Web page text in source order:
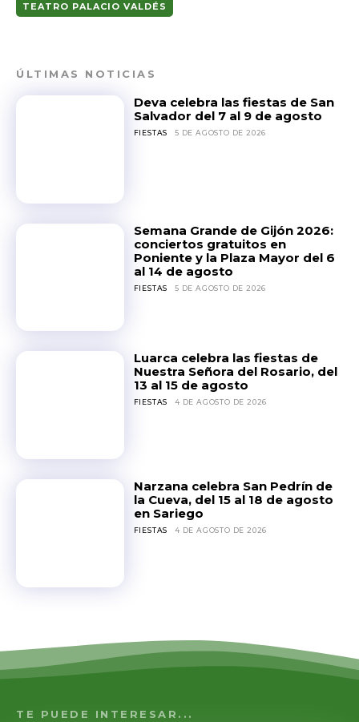
TEATRO PALACIO VALDÉS
ÚLTIMAS NOTICIAS
Deva celebra las fiestas de San
Salvador del 7 al 9 de agosto
FIESTAS 5 DE AGOSTO DE 2026
Semana Grande de Gijón 2026:
conciertos gratuitos en
Poniente y la Plaza Mayor del 6
al 14 de agosto
FIESTAS 5 DE AGOSTO DE 2026
Luarca celebra las fiestas de
Nuestra Señora del Rosario, del
13 al 15 de agosto
FIESTAS 4 DE AGOSTO DE 2026
Narzana celebra San Pedrín de
la Cueva, del 15 al 18 de agosto
en Sariego
FIESTAS 4 DE AGOSTO DE 2026
TE PUEDE INTERESAR...